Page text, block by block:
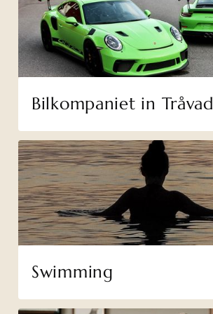
Bilkompaniet in Tråvad
Swimming